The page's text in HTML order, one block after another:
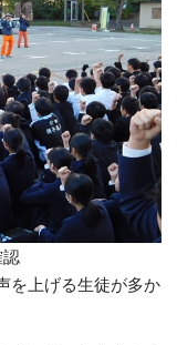
認
を上げる生徒が多か